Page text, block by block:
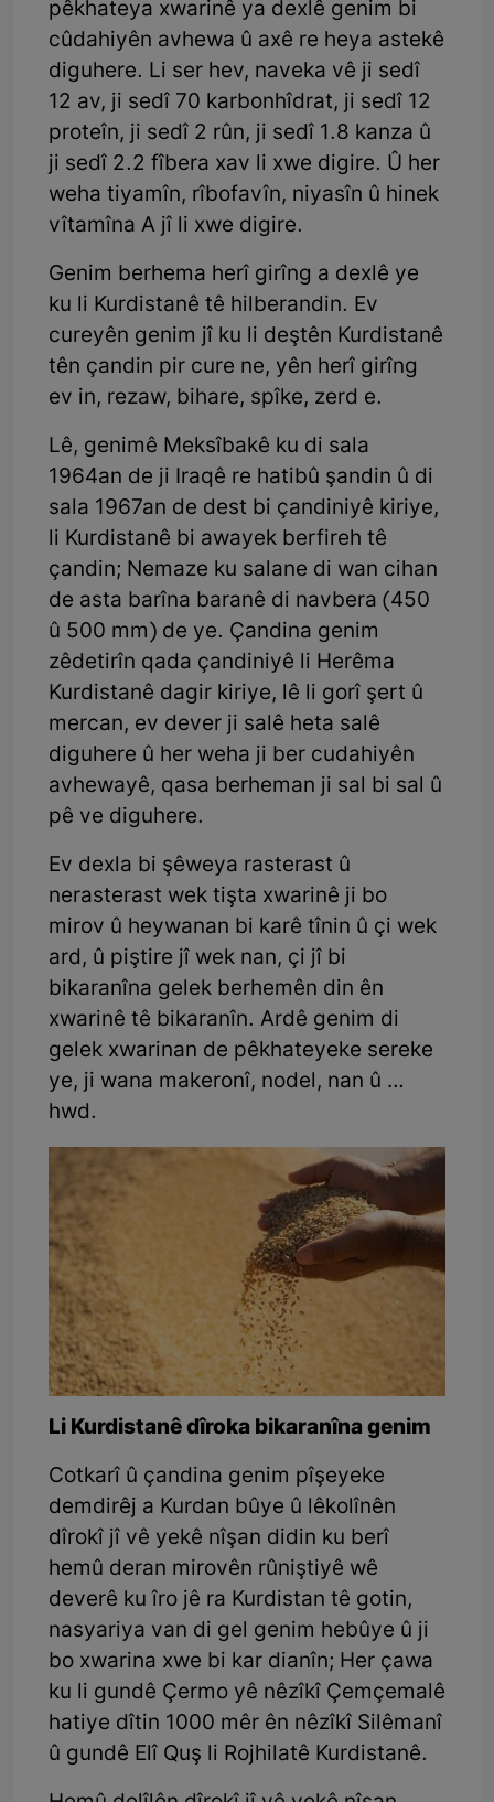
pêkhateya xwarinê ya dexlê genim bi
cûdahiyên avhewa û axê re heya astekê
diguhere. Li ser hev, naveka vê ji sedî
12 av, ji sedî 70 karbonhîdrat, ji sedî 12
proteîn, ji sedî 2 rûn, ji sedî 1.8 kanza û
ji sedî 2.2 fîbera xav li xwe digire. Û her
weha tiyamîn, rîbofavîn, niyasîn û hinek
vîtamîna A jî li xwe digire.
Genim berhema herî girîng a dexlê ye
ku li Kurdistanê tê hilberandin. Ev
cureyên genim jî ku li deştên Kurdistanê
tên çandin pir cure ne, yên herî girîng
ev in, rezaw, bihare, spîke, zerd e.
Lê, genimê Meksîbakê ku di sala
1964an de ji Iraqê re hatibû şandin û di
sala 1967an de dest bi çandiniyê kiriye,
li Kurdistanê bi awayek berfireh tê
çandin; Nemaze ku salane di wan cihan
de asta barîna baranê di navbera (450
û 500 mm) de ye. Çandina genim
zêdetirîn qada çandiniyê li Herêma
Kurdistanê dagir kiriye, lê li gorî şert û
mercan, ev dever ji salê heta salê
diguhere û her weha ji ber cudahiyên
avhewayê, qasa berheman ji sal bi sal û
pê ve diguhere.
Ev dexla bi şêweya rasterast û
nerasterast wek tişta xwarinê ji bo
mirov û heywanan bi karê tînin û çi wek
ard, û piştire jî wek nan, çi jî bi
bikaranîna gelek berhemên din ên
xwarinê tê bikaranîn. Ardê genim di
gelek xwarinan de pêkhateyeke sereke
ye, ji wana makeronî, nodel, nan û …
hwd.
Li Kurdistanê dîroka bikaranîna genim
Cotkarî û çandina genim pîşeyeke
demdirêj a Kurdan bûye û lêkolînên
dîrokî jî vê yekê nîşan didin ku berî
hemû deran mirovên rûniştiyê wê
deverê ku îro jê ra Kurdistan tê gotin,
nasyariya van di gel genim hebûye û ji
bo xwarina xwe bi kar dianîn; Her çawa
ku li gundê Çermo yê nêzîkî Çemçemalê
hatiye dîtin 1000 mêr ên nêzîkî Silêmanî
û gundê Elî Quş li Rojhilatê Kurdistanê.